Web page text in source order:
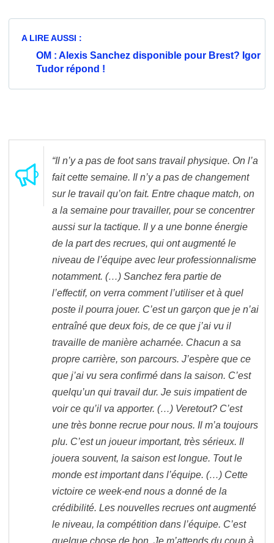
A LIRE AUSSI :
OM : Alexis Sanchez disponible pour Brest? Igor
Tudor répond !
“Il n’y a pas de foot sans travail physique. On l’a
fait cette semaine. Il n’y a pas de changement
sur le travail qu’on fait. Entre chaque match, on
a la semaine pour travailler, pour se concentrer
aussi sur la tactique. Il y a une bonne énergie
de la part des recrues, qui ont augmenté le
niveau de l’équipe avec leur professionnalisme
notamment. (…) Sanchez fera partie de
l’effectif, on verra comment l’utiliser et à quel
poste il pourra jouer. C’est un garçon que je n’ai
entraîné que deux fois, de ce que j’ai vu il
travaille de manière acharnée. Chacun a sa
propre carrière, son parcours. J’espère que ce
que j’ai vu sera confirmé dans la saison. C’est
quelqu’un qui travail dur. Je suis impatient de
voir ce qu’il va apporter. (…) Veretout? C’est
une très bonne recrue pour nous. Il m’a toujours
plu. C’est un joueur important, très sérieux. Il
jouera souvent, la saison est longue. Tout le
monde est important dans l’équipe. (…) Cette
victoire ce week-end nous a donné de la
crédibilité. Les nouvelles recrues ont augmenté
le niveau, la compétition dans l’équipe. C’est
quelque chose de bon. Je m’attends du coup à